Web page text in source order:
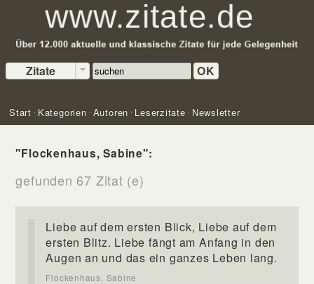
Zitate OK
Start Kategorien Autoren Leserzitate Newsletter
"Flockenhaus, Sabine":
gefunden 67 Zitat (e)
Liebe auf dem ersten Blick, Liebe auf dem
ersten Blitz. Liebe fängt am Anfang in den
Augen an und das ein ganzes Leben lang.
Flockenhaus, Sabine